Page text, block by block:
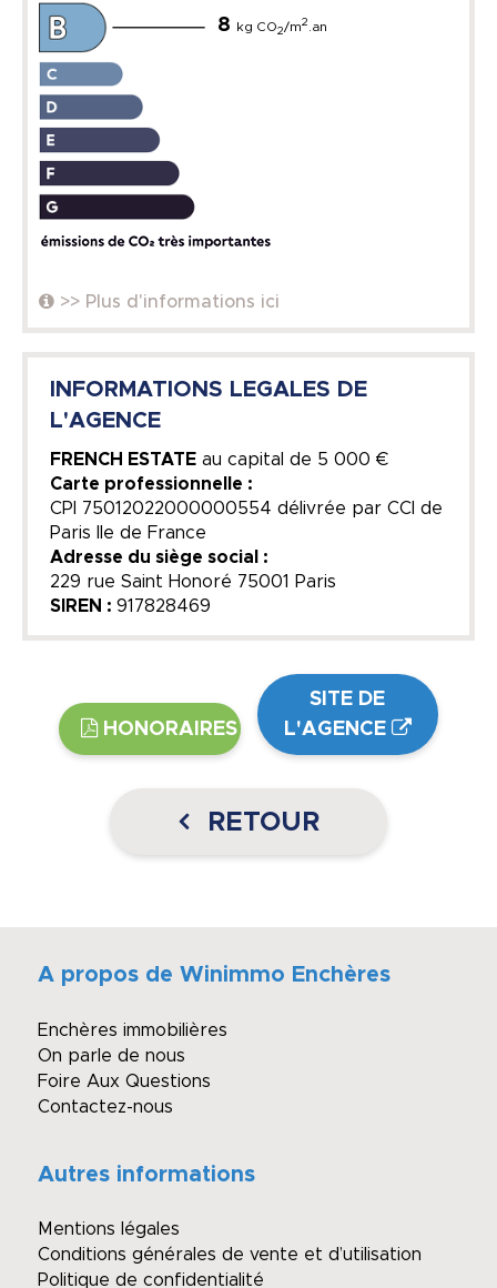
8 kg CO2/m2 .an
>> Plus d'informations ici
INFORMATIONS LEGALES DE
L'AGENCE
FRENCH ESTATE au capital de 5 000 €
Carte professionnelle :
CPI 75012022000000554 délivrée par CCI de
Paris Ile de France
Adresse du siège social :
229 rue Saint Honoré 75001 Paris
SIREN : 917828469
HONORAIRES
SITE DE
L'AGENCE
RETOUR
A propos de Winimmo Enchères
Enchères immobilières
On parle de nous
Foire Aux Questions
Contactez-nous
Autres informations
Mentions légales
Conditions générales de vente et d’utilisation
Politique de confidentialité